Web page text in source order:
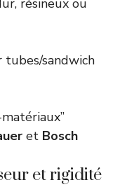
résineux ou
tubes/sandwich
et Bosch
et rigidité